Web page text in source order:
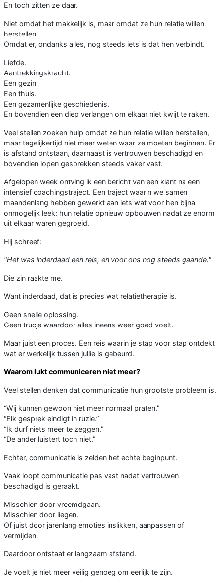
En toch zitten ze daar.
Niet omdat het makkelijk is, maar omdat ze hun relatie willen
herstellen.
Omdat er, ondanks alles, nog steeds iets is dat hen verbindt.
Liefde.
Aantrekkingskracht.
Een gezin.
Een thuis.
Een gezamenlijke geschiedenis.
En bovendien een diep verlangen om elkaar niet kwijt te raken.
Veel stellen zoeken hulp omdat ze hun relatie willen herstellen,
maar tegelijkertijd niet meer weten waar ze moeten beginnen. Er
is afstand ontstaan, daarnaast is vertrouwen beschadigd en
bovendien lopen gesprekken steeds vaker vast.
Afgelopen week ontving ik een bericht van een klant na een
intensief coachingstraject. Een traject waarin we samen
maandenlang hebben gewerkt aan iets wat voor hen bijna
onmogelijk leek: hun relatie opnieuw opbouwen nadat ze enorm
uit elkaar waren gegroeid.
Hij schreef:
"Het was inderdaad een reis, en voor ons nog steeds gaande."
Die zin raakte me.
Want inderdaad, dat is precies wat relatietherapie is.
Geen snelle oplossing.
Geen trucje waardoor alles ineens weer goed voelt.
Maar juist een proces. Een reis waarin je stap voor stap ontdekt
wat er werkelijk tussen jullie is gebeurd.
Waarom lukt communiceren niet meer?
Veel stellen denken dat communicatie hun grootste probleem is.
“Wij kunnen gewoon niet meer normaal praten.”
“Elk gesprek eindigt in ruzie.”
“Ik durf niets meer te zeggen.”
“De ander luistert toch niet.”
Echter, communicatie is zelden het echte beginpunt.
Vaak loopt communicatie pas vast nadat vertrouwen
beschadigd is geraakt.
Misschien door vreemdgaan.
Misschien door liegen.
Of juist door jarenlang emoties inslikken, aanpassen of
vermijden.
Daardoor ontstaat er langzaam afstand.
Je voelt je niet meer veilig genoeg om eerlijk te zijn.